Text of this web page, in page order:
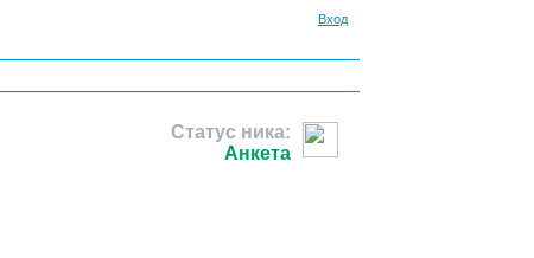
Вход
Статус ника:
Анкета